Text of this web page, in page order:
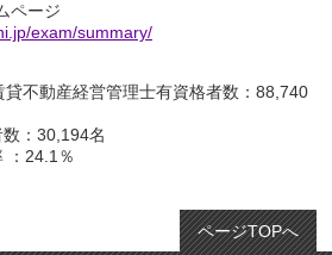
ページ
exam/summary/
不動産経営管理士有資格者数：88,740
：30,194名
：24.1％
ページTOPへ